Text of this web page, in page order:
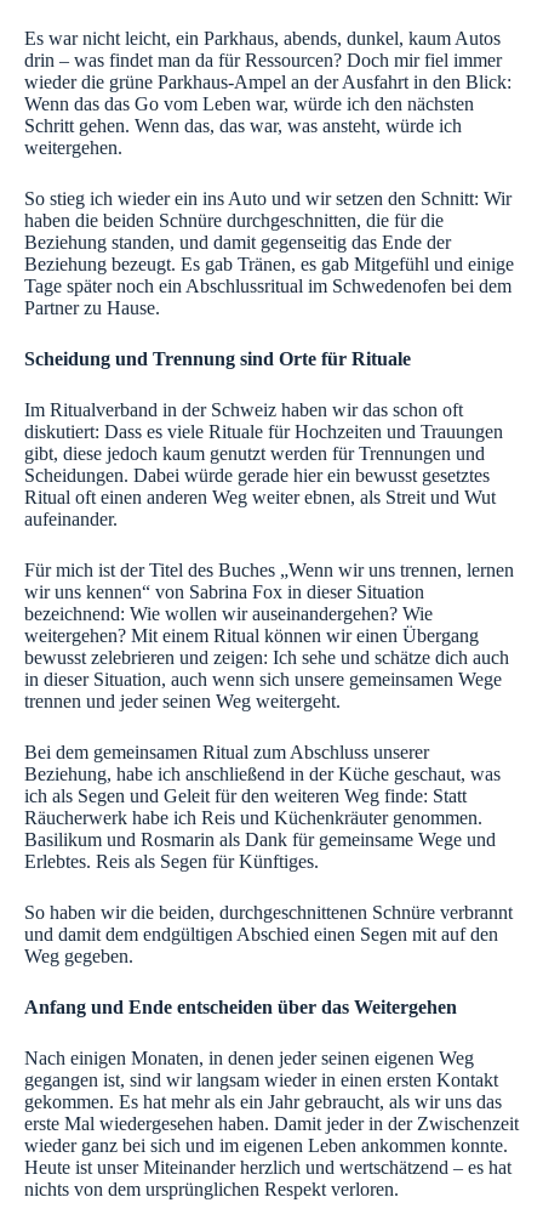
Es war nicht leicht, ein Parkhaus, abends, dunkel, kaum Autos
drin – was findet man da für Ressourcen? Doch mir fiel immer
wieder die grüne Parkhaus-Ampel an der Ausfahrt in den Blick:
Wenn das das Go vom Leben war, würde ich den nächsten
Schritt gehen. Wenn das, das war, was ansteht, würde ich
weitergehen.
So stieg ich wieder ein ins Auto und wir setzen den Schnitt: Wir
haben die beiden Schnüre durchgeschnitten, die für die
Beziehung standen, und damit gegenseitig das Ende der
Beziehung bezeugt. Es gab Tränen, es gab Mitgefühl und einige
Tage später noch ein Abschlussritual im Schwedenofen bei dem
Partner zu Hause.
Scheidung und Trennung sind Orte für Rituale
Im Ritualverband in der Schweiz haben wir das schon oft
diskutiert: Dass es viele Rituale für Hochzeiten und Trauungen
gibt, diese jedoch kaum genutzt werden für Trennungen und
Scheidungen. Dabei würde gerade hier ein bewusst gesetztes
Ritual oft einen anderen Weg weiter ebnen, als Streit und Wut
aufeinander.
Für mich ist der Titel des Buches „Wenn wir uns trennen, lernen
wir uns kennen“ von Sabrina Fox in dieser Situation
bezeichnend: Wie wollen wir auseinandergehen? Wie
weitergehen? Mit einem Ritual können wir einen Übergang
bewusst zelebrieren und zeigen: Ich sehe und schätze dich auch
in dieser Situation, auch wenn sich unsere gemeinsamen Wege
trennen und jeder seinen Weg weitergeht.
Bei dem gemeinsamen Ritual zum Abschluss unserer
Beziehung, habe ich anschließend in der Küche geschaut, was
ich als Segen und Geleit für den weiteren Weg finde: Statt
Räucherwerk habe ich Reis und Küchenkräuter genommen.
Basilikum und Rosmarin als Dank für gemeinsame Wege und
Erlebtes. Reis als Segen für Künftiges.
So haben wir die beiden, durchgeschnittenen Schnüre verbrannt
und damit dem endgültigen Abschied einen Segen mit auf den
Weg gegeben.
Anfang und Ende entscheiden über das Weitergehen
Nach einigen Monaten, in denen jeder seinen eigenen Weg
gegangen ist, sind wir langsam wieder in einen ersten Kontakt
gekommen. Es hat mehr als ein Jahr gebraucht, als wir uns das
erste Mal wiedergesehen haben. Damit jeder in der Zwischenzeit
wieder ganz bei sich und im eigenen Leben ankommen konnte.
Heute ist unser Miteinander herzlich und wertschätzend – es hat
nichts von dem ursprünglichen Respekt verloren.